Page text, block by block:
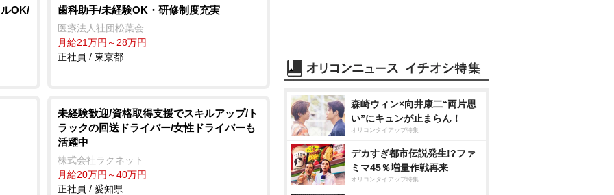
OK/ 歯科助手/未経験OK・研修制度充実
医療法人社団松葉会
月給21万円～28万円
正社員 / 東京都
未経験歓迎/資格取得支援でスキルアップ/ト
ラックの回送ドライバー/女性ドライバーも
活躍中
株式会社ラクネット
月給20万円～40万円
正社員 / 愛知県
森崎ウィン×向井康二“両片思
い”にキュンが止まらん！
オリコンタイアップ特集
デカすぎ都市伝説発生!?ファ
ミマ45％増量作戦再来
オリコンタイアップ特集